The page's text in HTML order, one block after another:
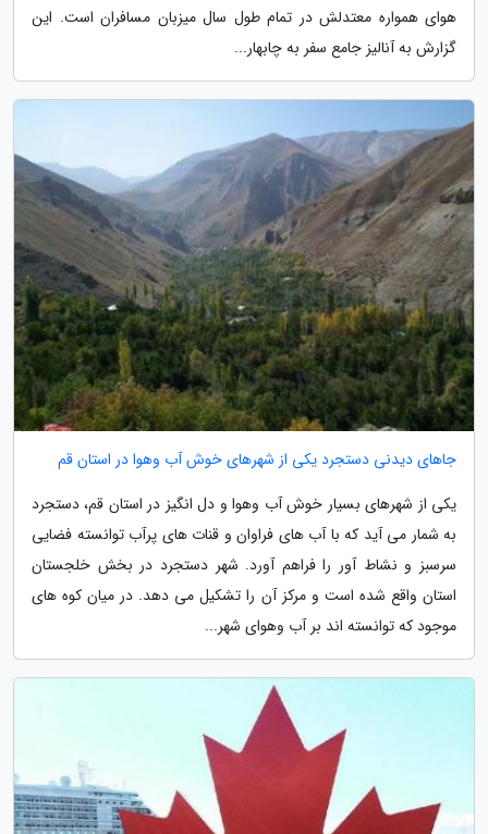
هوای همواره معتدلش در تمام طول سال میزبان مسافران است. این
گزارش به آنالیز جامع سفر به چابهار...
جاهای دیدنی دستجرد یکی از شهرهای خوش آب وهوا در استان قم
یکی از شهرهای بسیار خوش آب وهوا و دل انگیز در استان قم، دستجرد
به شمار می آید که با آب های فراوان و قنات های پرآب توانسته فضایی
سرسبز و نشاط آور را فراهم آورد. شهر دستجرد در بخش خلجستان
استان واقع شده است و مرکز آن را تشکیل می دهد. در میان کوه های
موجود که توانسته اند بر آب وهوای شهر...